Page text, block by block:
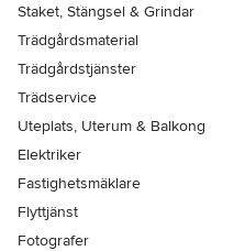
Staket, Stängsel & Grindar
Trädgårdsmaterial
Trädgårdstjänster
Trädservice
Uteplats, Uterum & Balkong
Elektriker
Fastighetsmäklare
Flyttjänst
Fotografer